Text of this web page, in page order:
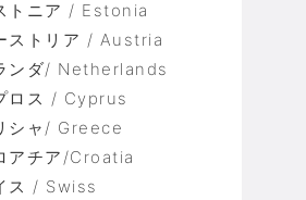
トニア / Estonia
ストリア / Austria
ンダ/ Netherlands
ロス / Cyprus
シャ/ Greece
アチア/Croatia
ス / Swiss